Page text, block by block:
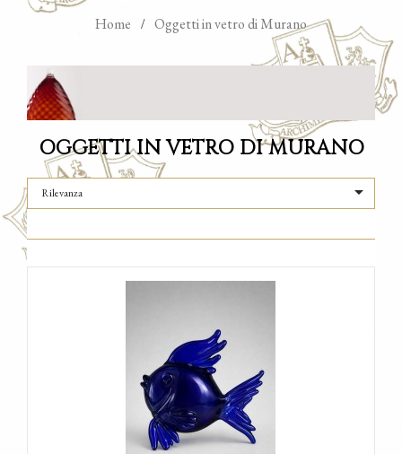
Home Oggetti in vetro di Murano
OGGETTI IN VETRO DI MURANO
Rilevanza 